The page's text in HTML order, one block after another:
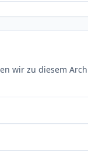
wir zu diesem